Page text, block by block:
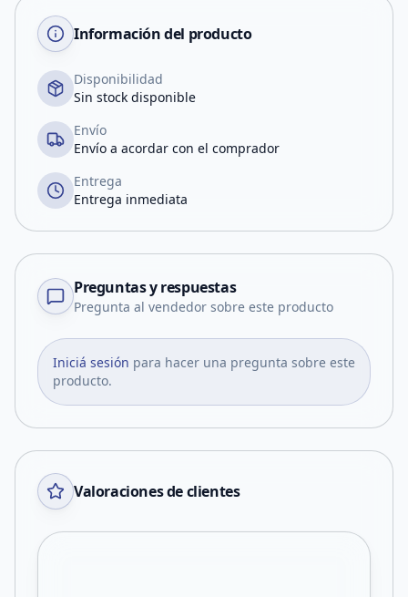
Información del producto
Disponibilidad
Sin stock disponible
Envío
Envío a acordar con el comprador
Entrega
Entrega inmediata
Preguntas y respuestas
Pregunta al vendedor sobre este producto
Iniciá sesión para hacer una pregunta sobre este
producto.
Valoraciones de clientes